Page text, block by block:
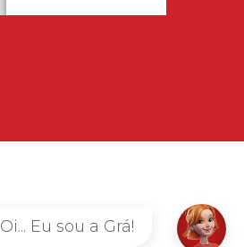
Oi... Eu sou a Grá!